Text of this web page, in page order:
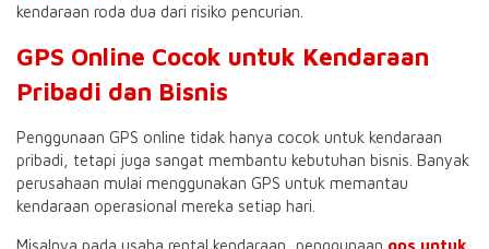
kendaraan roda dua dari risiko pencurian.
GPS Online Cocok untuk Kendaraan
Pribadi dan Bisnis
Penggunaan GPS online tidak hanya cocok untuk kendaraan
pribadi, tetapi juga sangat membantu kebutuhan bisnis. Banyak
perusahaan mulai menggunakan GPS untuk memantau
kendaraan operasional mereka setiap hari.
Misalnya pada usaha rental kendaraan, penggunaan gps untuk